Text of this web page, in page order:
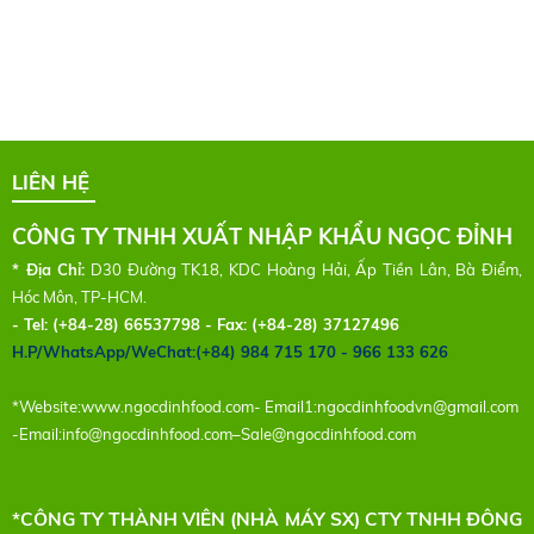
LIÊN HỆ
CÔNG TY TNHH XUẤT NHẬP KHẨU NGỌC ĐỈNH
* Địa Chỉ: D30 Đường TK18, KDC Hoàng Hải, Ấp Tiền Lân, Bà Điểm,
Hóc Môn, TP-HCM.
- Tel: (+84-28) 66537798 - Fax: (+84-28) 37127496
H.P/WhatsApp/WeChat:(+84) 984 715 170 - 966 133 626
*Website:www.ngocdinhfood.com- Email1:ngocdinhfoodvn@gmail.com
-Email:info@ngocdinhfood.com–Sale@ngocdinhfood.com
*CÔNG TY THÀNH VIÊN (NHÀ MÁY SX) CTY TNHH ĐÔNG